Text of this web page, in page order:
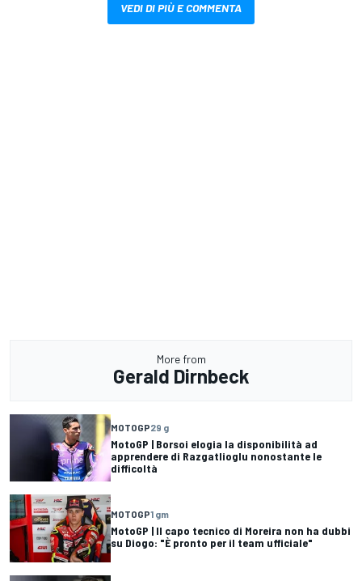
VEDI DI PIÙ E COMMENTA
More from
Gerald Dirnbeck
MOTOGP29 g
MotoGP | Borsoi elogia la disponibilità ad
apprendere di Razgatlioglu nonostante le
difficoltà
MOTOGP1 gm
MotoGP | Il capo tecnico di Moreira non ha dubbi
su Diogo: "È pronto per il team ufficiale"